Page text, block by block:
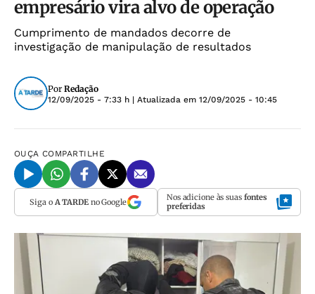
empresário vira alvo de operação
Cumprimento de mandados decorre de
investigação de manipulação de resultados
Por Redação
12/09/2025 - 7:33 h | Atualizada em 12/09/2025 - 10:45
OUÇA COMPARTILHE
Siga o A TARDEno Google Nos adicione às suas fontes
preferidas